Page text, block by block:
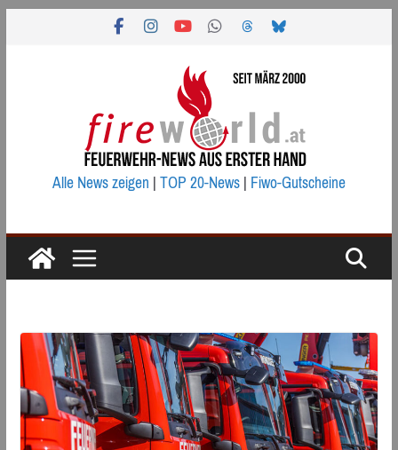
Alle News zeigen|TOP 20-News|Fiwo-Gutscheine